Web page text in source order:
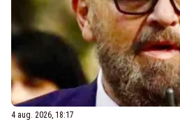
4 aug. 2026, 18:17